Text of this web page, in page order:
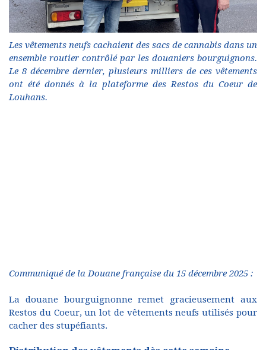
Les vêtements neufs cachaient des sacs de cannabis dans un
ensemble routier contrôlé par les douaniers bourguignons.
Le 8 décembre dernier, plusieurs milliers de ces vêtements
ont été donnés à la plateforme des Restos du Coeur de
Louhans.
Communiqué de la Douane française du 15 décembre 2025 :
La douane bourguignonne remet gracieusement aux
Restos du Coeur, un lot de vêtements neufs utilisés pour
cacher des stupéfiants.